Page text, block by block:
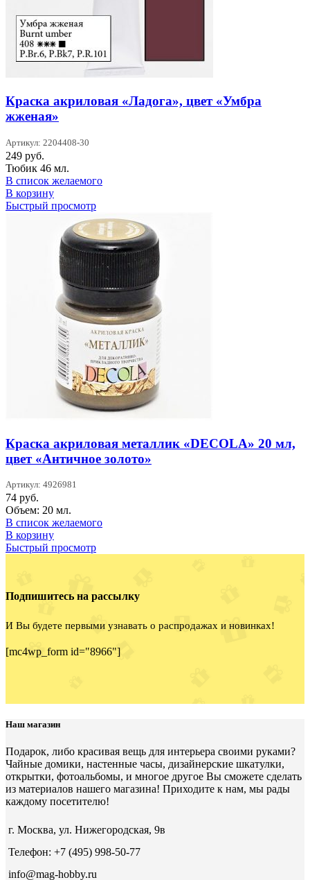
Краска акриловая «Ладога», цвет «Умбра
жженая»
Артикул: 2204408-30
249 руб.
Тюбик 46 мл.
В список желаемого
В корзину
Быстрый просмотр
Краска акриловая металлик «DECOLA» 20 мл,
цвет «Античное золото»
Артикул: 4926981
74 руб.
Объем: 20 мл.
В список желаемого
В корзину
Быстрый просмотр
Подпишитесь на рассылку
И Вы будете первыми узнавать о распродажах и новинках!
[mc4wp_form id="8966"]
Наш магазин
Подарок, либо красивая вещь для интерьера своими руками?
Чайные домики, настенные часы, дизайнерские шкатулки,
открытки, фотоальбомы, и многое другое Вы сможете сделать
из материалов нашего магазина! Приходите к нам, мы рады
каждому посетителю!
г. Москва, ул. Нижегородская, 9в
Телефон: +7 (495) 998-50-77
info@mag-hobby.ru